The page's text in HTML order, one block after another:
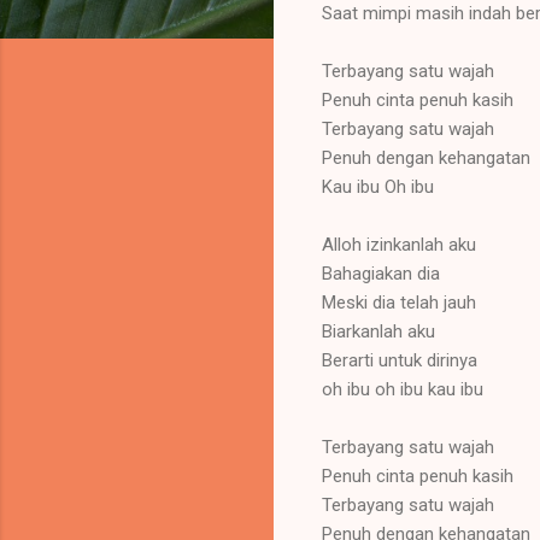
Saat mimpi masih indah
Terbayang satu wajah
Penuh cinta penuh kasih
Terbayang satu wajah
Penuh dengan kehangatan
Kau ibu Oh ibu
Alloh izinkanlah aku
Bahagiakan dia
Meski dia telah jauh
Biarkanlah aku
Berarti untuk dirinya
oh ibu oh ibu kau ibu
Terbayang satu wajah
Penuh cinta penuh kasih
Terbayang satu wajah
Penuh dengan kehangatan